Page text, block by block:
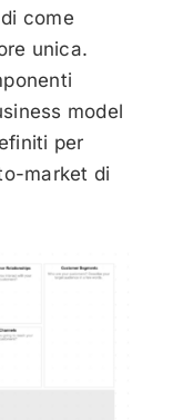
come
unica.
model
per
market di